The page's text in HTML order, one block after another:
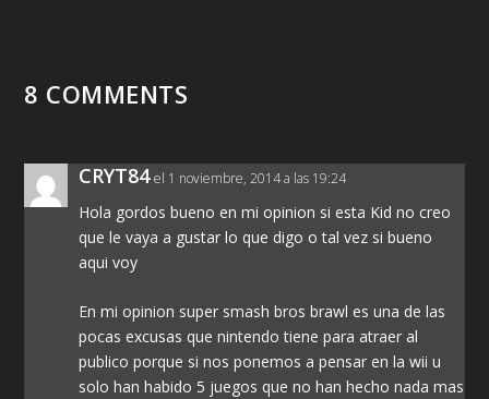
8 COMMENTS
CRYT84 el 1 noviembre, 2014 a las 19:24
Hola gordos bueno en mi opinion si esta Kid no creo
que le vaya a gustar lo que digo o tal vez si bueno
aqui voy
En mi opinion super smash bros brawl es una de las
pocas excusas que nintendo tiene para atraer al
publico porque si nos ponemos a pensar en la wii u
solo han habido 5 juegos que no han hecho nada mas